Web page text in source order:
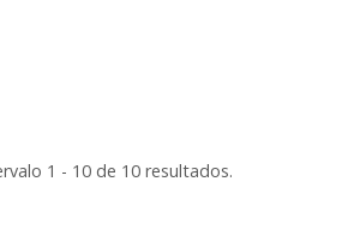
1 - 10 de 10 resultados.